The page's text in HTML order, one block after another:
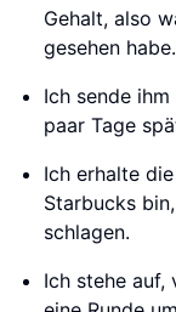
Gehalt, also
gesehen habe.
Ich sende
paar Tage
Ich erhalte
Starbucks
schlagen.
Ich stehe auf,